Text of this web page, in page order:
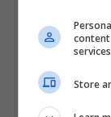
content
Store